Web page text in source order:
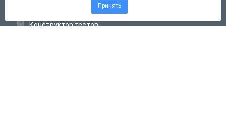
Конструктор тестов
Принять